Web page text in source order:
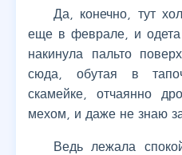
Да, конечно, тут
еще в феврале, и
накинула пальто
сюда, обутая в
скамейке, отчаянно
мехом, и даже не знаю
Ведь лежала